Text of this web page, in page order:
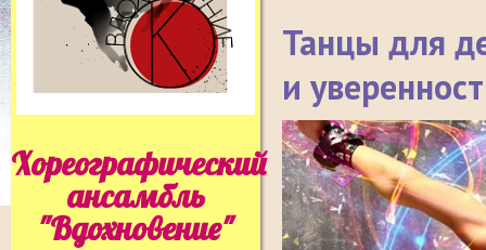
Хореографический
ансамбль
"Вдохновение"
Танцы для
и